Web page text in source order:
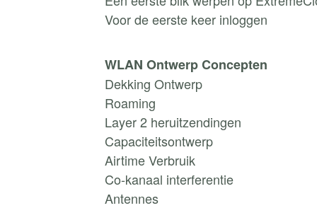
Voor de eerste keer inloggen
WLAN Ontwerp Concepten
Dekking Ontwerp
Roaming
Layer 2 heruitzendingen
Capaciteitsontwerp
Airtime Verbruik
Co-kanaal interferentie
Antennes